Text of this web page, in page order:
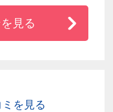
呂！
める旬の食材の
ります。
見る
ミを見る